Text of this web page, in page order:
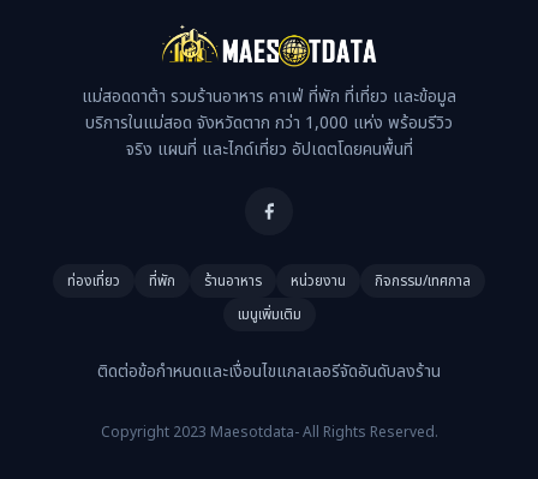
แม่สอดดาต้า รวมร้านอาหาร คาเฟ่ ที่พัก ที่เที่ยว และข้อมูล
บริการในแม่สอด จังหวัดตาก กว่า 1,000 แห่ง พร้อมรีวิว
จริง แผนที่ และไกด์เที่ยว อัปเดตโดยคนพื้นที่
ท่องเที่ยว ที่พัก ร้านอาหาร หน่วยงาน
กิจกรรม/เทศกาล
เมนูเพิ่มเติม
ติดต่อข้อกำหนดและเงื่อนไขแกลเลอรีจัดอันดับลงร้าน
Copyright 2023 Maesotdata- All Rights Reserved.